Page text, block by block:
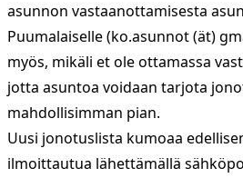
asunnon vastaanottamisesta
Puumalaiselle (ko.asunnot (ät)
myös, mikäli et ole ottamassa
jotta asuntoa voidaan tarjota
mahdollisimman pian.
Uusi jonotuslista kumoaa
ilmoittautua lähettämällä